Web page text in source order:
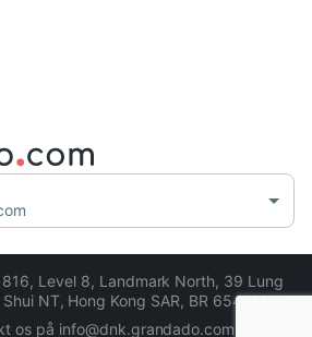
816, Level 8, Landmark North, 39 Lung
NT, Hong Kong SAR, BR 65413206
os på info@dnk.grandado.com eller gå